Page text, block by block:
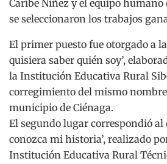
Caribe Niñez y el equipo humano
se seleccionaron los trabajos
El primer puesto fue otorgado a
quisiera saber quién soy’,
la Institución Educativa Rural
corregimiento del mismo
municipio de Ciénaga.
El segundo lugar correspondió al
conozca mi historia’, realizado
Institución Educativa Rural